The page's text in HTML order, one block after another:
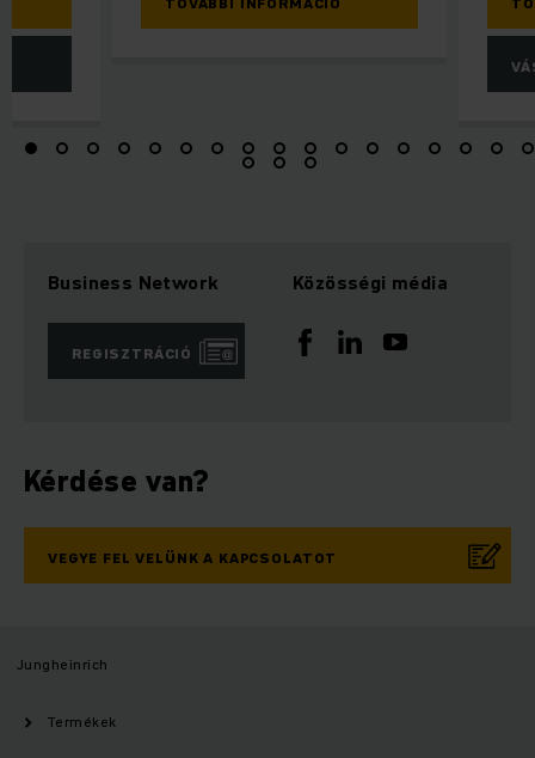
Business Network
REGISZTRÁCIÓ
Közösségi média
Kérdése van?
VEGYE FEL VELÜNK A KAPCSOLATOT
Jungheinrich
Termékek